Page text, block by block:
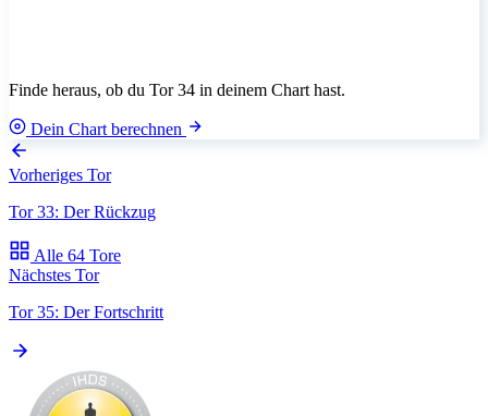
Finde heraus, ob du Tor 34 in deinem Chart hast.
Dein Chart berechnen
Vorheriges Tor
Tor 33: Der Rückzug
Alle 64 Tore
Nächstes Tor
Tor 35: Der Fortschritt